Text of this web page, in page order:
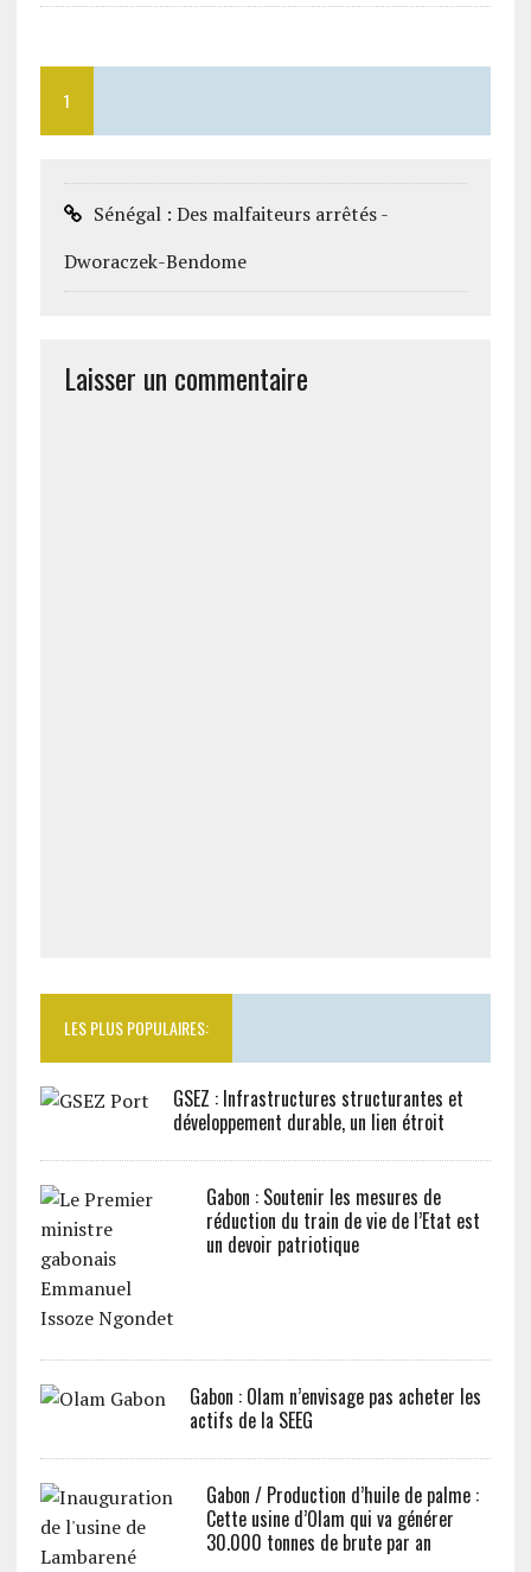
1
Sénégal : Des malfaiteurs arrêtés -
Dworaczek-Bendome
Laisser un commentaire
LES PLUS POPULAIRES:
GSEZ : Infrastructures structurantes et
développement durable, un lien étroit
Gabon : Soutenir les mesures de
réduction du train de vie de l’Etat est
un devoir patriotique
Gabon : Olam n’envisage pas acheter les
actifs de la SEEG
Gabon / Production d’huile de palme :
Cette usine d’Olam qui va générer
30.000 tonnes de brute par an